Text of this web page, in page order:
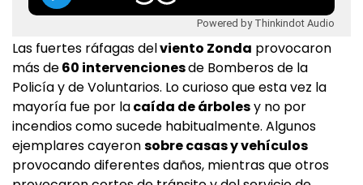
Powered by Thinkindot Audio
Las fuertes ráfagas delviento Zonda provocaron
más de60 intervencionesde Bomberos de la
Policía y de Voluntarios. Lo curioso que esta vez la
mayoría fue por lacaída de árbolesy no por
incendios como sucede habitualmente. Algunos
ejemplares cayeronsobre casas y vehículos
provocando diferentes daños, mientras que otros